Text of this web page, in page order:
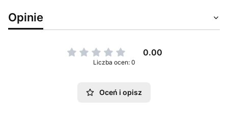
Opinie
0.00
Liczba ocen: 0
Oceń i opisz